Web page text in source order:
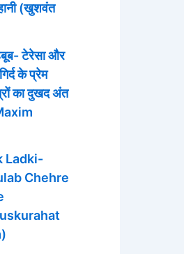
(खुशवंत
टेरेसा और
के प्रेम
का दुखद अंत
Ladki-
Chehre